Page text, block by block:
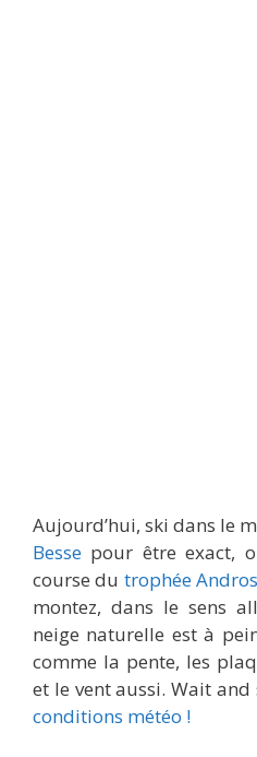
Aujourd’hui, ski dans le
Besse pour être exact,
course du trophée Andros
montez, dans le sens
neige naturelle est à
comme la pente, les
et le vent aussi. Wait
conditions météo !